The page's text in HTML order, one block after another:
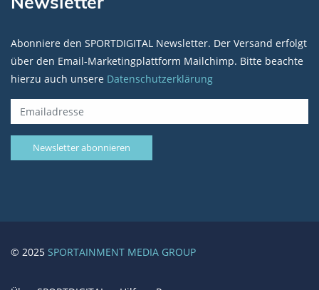
Abonniere den SPORTDIGITAL Newsletter. Der Versand erfolgt
über den Email-Marketingplattform Mailchimp. Bitte beachte
hierzu auch unsere Datenschutzerklärung
© 2025 SPORTAINMENT MEDIA GROUP